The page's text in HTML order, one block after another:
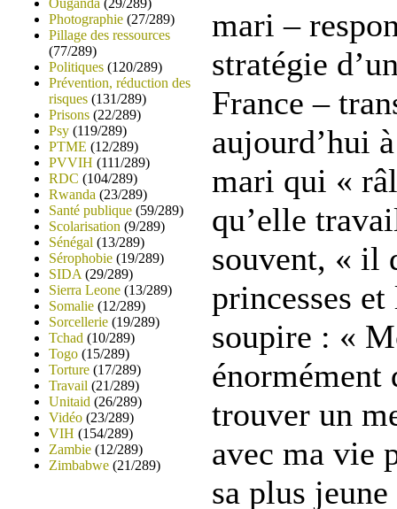
Ouganda (29/289)
Photographie (27/289)
Pillage des ressources
(77/289)
Politiques (120/289)
Prévention, réduction des
risques (131/289)
Prisons (22/289)
Psy (119/289)
PTME (12/289)
PVVIH (111/289)
RDC (104/289)
Rwanda (23/289)
Santé publique (59/289)
Scolarisation (9/289)
Sénégal (13/289)
Sérophobie (19/289)
SIDA (29/289)
Sierra Leone (13/289)
Somalie (12/289)
Sorcellerie (19/289)
Tchad (10/289)
Togo (15/289)
Torture (17/289)
Travail (21/289)
Unitaid (26/289)
Vidéo (23/289)
VIH (154/289)
Zambie (12/289)
Zimbabwe (21/289)
mari –
stratégie
France –
aujourd’hui
mari qui «
qu’elle
souvent, « il
princesses
soupire : «
énormément
trouver un
avec ma vie
sa plus